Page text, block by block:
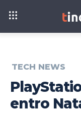
TECH NEWS
entro